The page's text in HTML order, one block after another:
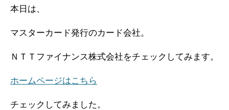
本日は、
マスターカード発行のカード会社。
ＮＴＴファイナンス株式会社をチェックしてみます。
ホームページはこちら
チェックしてみました。